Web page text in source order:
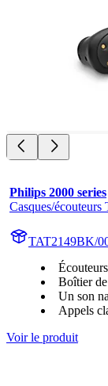
Philips 2000 series
Casques/écouteurs
TAT2149BK/
Boîtier
Un son
Appels
Voir le produit